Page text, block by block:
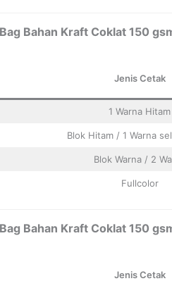
Bahan Kraft Coklat 150
Jenis Cetak
1 Warna Hitam
Blok Hitam / 1 Warna
Blok Warna / 2
Fullcolor
Bahan Kraft Coklat 150
Jenis Cetak